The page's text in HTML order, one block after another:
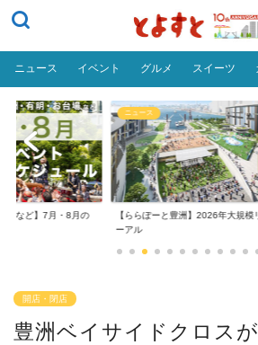
ニュース イベント グルメ スイーツ
場など】7月・8月の
ニュース
【ららぽーと豊洲】2026年大規模
ーアル
開店・閉店
豊洲ベイサイドクロス